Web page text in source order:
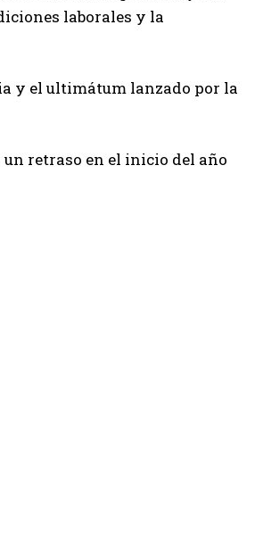
laborales y la
y el ultimátum lanzado por la
retraso en el inicio del año